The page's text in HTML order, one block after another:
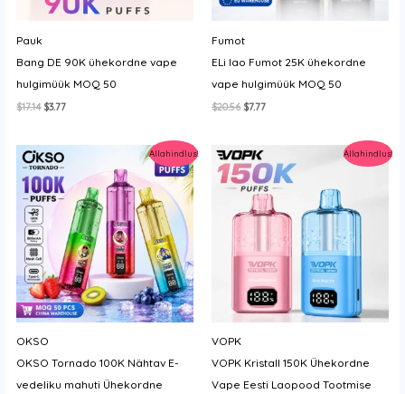
Pauk
Bang DE 90K ühekordne vape
hulgimüük MOQ 50
$17.14 Algne
$17.14.
$3.77Current
$3.77.
Fumot
ELi lao Fumot 25K ühekordne
vape hulgimüük MOQ 50
$20.56 Algne
$7.77Current
Allahindlus!
OKSO
OKSO Tornado 100K Nähtav E-
vedeliku mahuti Ühekordne
Allahindlus!
VOPK
VOPK Kristall 150K Ühekordne
Vape Eesti Laopood Tootmise